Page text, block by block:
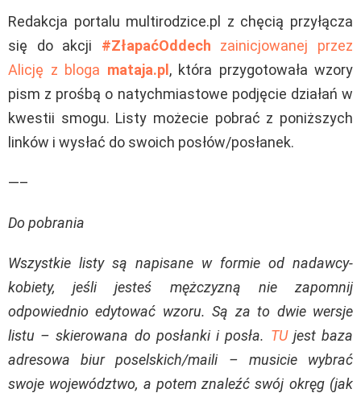
Redakcja portalu multirodzice.pl z chęcią przyłącza
się do akcji #ZłapaćOddech zainicjowanej przez
Alicję z bloga mataja.pl, która przygotowała wzory
pism z prośbą o natychmiastowe podjęcie działań w
kwestii smogu. Listy możecie pobrać z poniższych
linków i wysłać do swoich posłów/posłanek.
—–
Do pobrania
Wszystkie listy są napisane w formie od nadawcy-
kobiety, jeśli jesteś mężczyzną nie zapomnij
odpowiednio edytować wzoru. Są za to dwie wersje
listu – skierowana do posłanki i posła. TUjest baza
adresowa biur poselskich/maili – musicie wybrać
swoje województwo, a potem znaleźć swój okręg (jak